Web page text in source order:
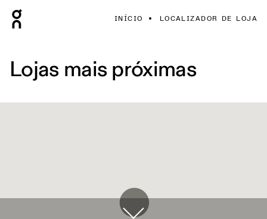
INÍCIO LOCALIZADOR DE LOJA
Lojas mais próximas